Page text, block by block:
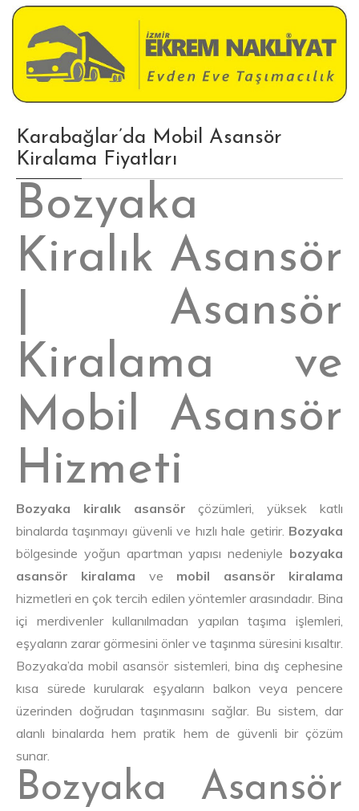
Karabağlar’da Mobil Asansör
Kiralama Fiyatları
Bozyaka
Kiralık Asansör
| Asansör
Kiralama ve
Mobil Asansör
Hizmeti
Bozyaka kiralık asansör çözümleri, yüksek katlı
binalarda taşınmayı güvenli ve hızlı hale getirir. Bozyaka
bölgesinde yoğun apartman yapısı nedeniyle bozyaka
asansör kiralama ve mobil asansör kiralama
hizmetleri en çok tercih edilen yöntemler arasındadır. Bina
içi merdivenler kullanılmadan yapılan taşıma işlemleri,
eşyaların zarar görmesini önler ve taşınma süresini kısaltır.
Bozyaka’da mobil asansör sistemleri, bina dış cephesine
kısa sürede kurularak eşyaların balkon veya pencere
üzerinden doğrudan taşınmasını sağlar. Bu sistem, dar
alanlı binalarda hem pratik hem de güvenli bir çözüm
sunar.
Bozyaka Asansör